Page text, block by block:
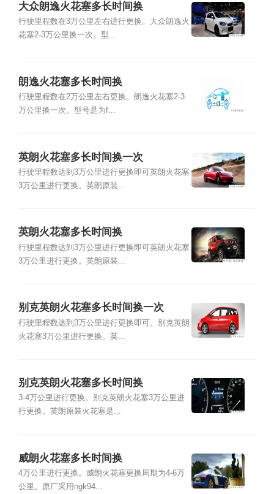
大众朗逸火花塞多长时间换
行驶里程数在3万公里左右进行更换。大众朗逸火
花塞2-3万公里换一次。型...
朗逸火花塞多长时间换
行驶里程数在2万公里左右更换。朗逸火花塞2-3
万公里换一次。型号是为f...
英朗火花塞多长时间换一次
行驶里程数达到3万公里进行更换即可英朗火花塞
3万公里进行更换。英朗原装...
英朗火花塞多长时间换
行驶里程数达到3万公里进行更换即可英朗火花塞
3万公里进行更换。英朗原装...
别克英朗火花塞多长时间换一次
行驶里程数达到3万公里进行更换即可。别克英朗
火花塞3万公里进行更换。英...
别克英朗火花塞多长时间换
3-4万公里进行更换。别克英朗火花塞3万公里进
行更换。英朗原装火花塞是...
威朗火花塞多长时间换
4万公里进行更换。威朗火花塞更换周期为4-6万
公里。原厂采用ngk94...